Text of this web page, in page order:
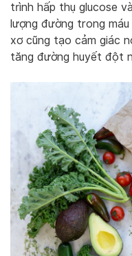
trình hấp thụ glucose
lượng đường trong
xơ cũng tạo cảm giác
tăng đường huyết đột